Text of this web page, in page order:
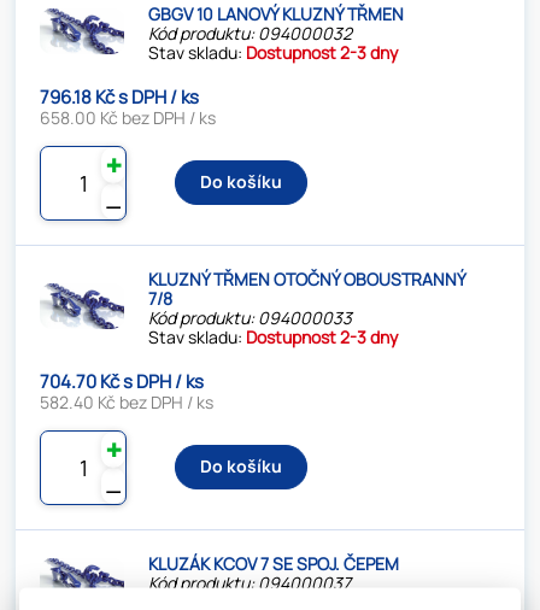
GBGV 10 LANOVÝ KLUZNÝ TŘMEN
Kód produktu: 094000032
Stav skladu: Dostupnost 2-3 dny
796.18 Kč s DPH / ks
658.00 Kč bez DPH / ks
⚊
✚
Do košíku
KLUZNÝ TŘMEN OTOČNÝ OBOUSTRANNÝ
7/8
Kód produktu: 094000033
Stav skladu: Dostupnost 2-3 dny
704.70 Kč s DPH / ks
582.40 Kč bez DPH / ks
⚊
✚
Do košíku
KLUZÁK KCOV 7 SE SPOJ. ČEPEM
Kód produktu: 094000037